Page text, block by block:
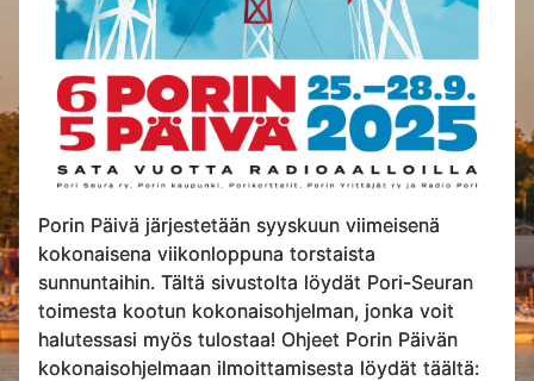
Porin Päivä järjestetään syyskuun viimeisenä
kokonaisena viikonloppuna torstaista
sunnuntaihin. Tältä sivustolta löydät Pori-Seuran
toimesta kootun kokonaisohjelman, jonka voit
halutessasi myös tulostaa! Ohjeet Porin Päivän
kokonaisohjelmaan ilmoittamisesta löydät täältä: